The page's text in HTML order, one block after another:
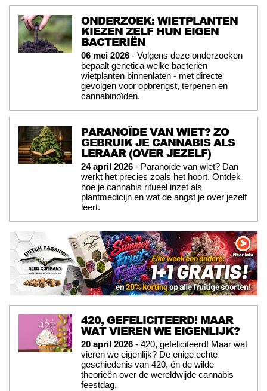
ONDERZOEK: WIETPLANTEN
KIEZEN ZELF HUN EIGEN
BACTERIËN
06 mei 2026 - Volgens deze onderzoeken
bepaalt genetica welke bacteriën
wietplanten binnenlaten - met directe
gevolgen voor opbrengst, terpenen en
cannabinoïden.
PARANOÏDE VAN WIET? ZO
GEBRUIK JE CANNABIS ALS
LERAAR (OVER JEZELF)
24 april 2026 - Paranoïde van wiet? Dan
werkt het precies zoals het hoort. Ontdek
hoe je cannabis ritueel inzet als
plantmedicijn en wat de angst je over jezelf
leert.
420, GEFELICITEERD! MAAR
WAT VIEREN WE EIGENLIJK?
20 april 2026 - 420, gefeliciteerd! Maar wat
vieren we eigenlijk? De enige echte
geschiedenis van 420, én de wilde
theorieën over de wereldwijde cannabis
feestdag.